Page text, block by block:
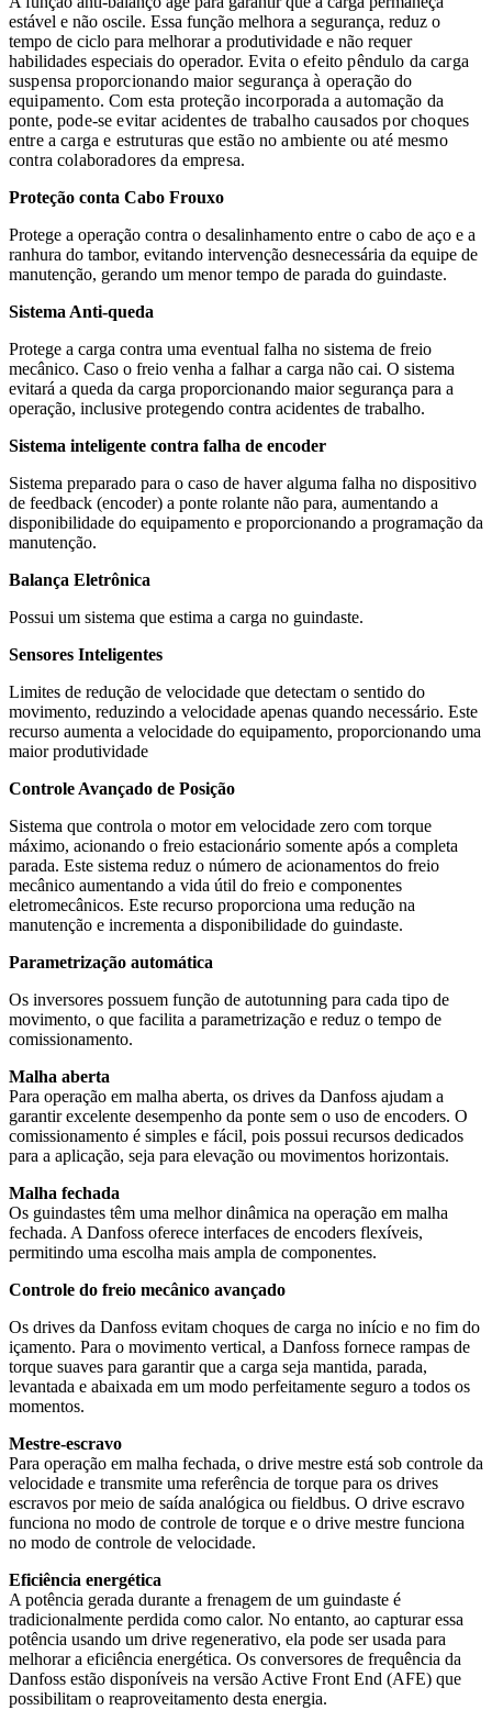
estável e não oscile. Essa função melhora a segurança, reduz o
tempo de ciclo para melhorar a produtividade e não requer
habilidades especiais do operador. Evita o efeito pêndulo da carga
suspensa proporcionando maior segurança à operação do
equipamento. Com esta proteção incorporada a automação da
ponte, pode-se evitar acidentes de trabalho causados por choques
entre a carga e estruturas que estão no ambiente ou até mesmo
contra colaboradores da empresa.
Proteção conta Cabo Frouxo
Protege a operação contra o desalinhamento entre o cabo de aço e a
ranhura do tambor, evitando intervenção desnecessária da equipe de
manutenção, gerando um menor tempo de parada do guindaste.
Sistema Anti-queda
Protege a carga contra uma eventual falha no sistema de freio
mecânico. Caso o freio venha a falhar a carga não cai. O sistema
evitará a queda da carga proporcionando maior segurança para a
operação, inclusive protegendo contra acidentes de trabalho.
Sistema inteligente contra falha de encoder
Sistema preparado para o caso de haver alguma falha no dispositivo
de feedback (encoder) a ponte rolante não para, aumentando a
disponibilidade do equipamento e proporcionando a programação da
manutenção.
Balança Eletrônica
Possui um sistema que estima a carga no guindaste.
Sensores Inteligentes
Limites de redução de velocidade que detectam o sentido do
movimento, reduzindo a velocidade apenas quando necessário. Este
recurso aumenta a velocidade do equipamento, proporcionando uma
maior produtividade
Controle Avançado de Posição
Sistema que controla o motor em velocidade zero com torque
máximo, acionando o freio estacionário somente após a completa
parada. Este sistema reduz o número de acionamentos do freio
mecânico aumentando a vida útil do freio e componentes
eletromecânicos. Este recurso proporciona uma redução na
manutenção e incrementa a disponibilidade do guindaste.
Parametrização automática
Os inversores possuem função de autotunning para cada tipo de
movimento, o que facilita a parametrização e reduz o tempo de
comissionamento.
Malha aberta
Para operação em malha aberta, os drives da Danfoss ajudam a
garantir excelente desempenho da ponte sem o uso de encoders. O
comissionamento é simples e fácil, pois possui recursos dedicados
para a aplicação, seja para elevação ou movimentos horizontais.
Malha fechada
Os guindastes têm uma melhor dinâmica na operação em malha
fechada. A Danfoss oferece interfaces de encoders flexíveis,
permitindo uma escolha mais ampla de componentes.
Controle do freio mecânico avançado
Os drives da Danfoss evitam choques de carga no início e no fim do
içamento. Para o movimento vertical, a Danfoss fornece rampas de
torque suaves para garantir que a carga seja mantida, parada,
levantada e abaixada em um modo perfeitamente seguro a todos os
momentos.
Mestre-escravo
Para operação em malha fechada, o drive mestre está sob controle da
velocidade e transmite uma referência de torque para os drives
escravos por meio de saída analógica ou fieldbus. O drive escravo
funciona no modo de controle de torque e o drive mestre funciona
no modo de controle de velocidade.
Eficiência energética
A potência gerada durante a frenagem de um guindaste é
tradicionalmente perdida como calor. No entanto, ao capturar essa
potência usando um drive regenerativo, ela pode ser usada para
melhorar a eficiência energética. Os conversores de frequência da
Danfoss estão disponíveis na versão Active Front End (AFE) que
possibilitam o reaproveitamento desta energia.